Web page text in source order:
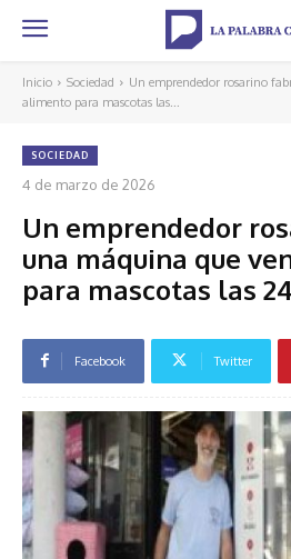
Inicio Sociedad
Un emprendedor rosarino
alimento para mascotas las...
SOCIEDAD
4 de marzo de 2026
Un emprendedor
una máquina que
para mascotas las
Facebook Twitter